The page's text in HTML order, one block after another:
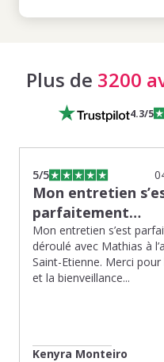
Plus de 3200
4.3/5
5/5
Mon entretien
parfaitement…
Mon entretien s’est
déroulé avec Mathias à
Saint-Etienne. Merci pour
et la bienveillance...
Kenyra Monteiro